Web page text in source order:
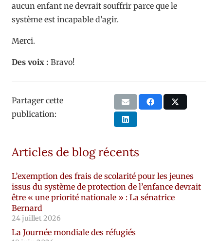
aucun enfant ne devrait souffrir parce que le
système est incapable d’agir.
Merci.
Des voix : Bravo!
Partager cette
publication:
Articles de blog récents
L’exemption des frais de scolarité pour les jeunes
issus du système de protection de l’enfance devrait
être « une priorité nationale » : La sénatrice
Bernard
24 juillet 2026
La Journée mondiale des réfugiés